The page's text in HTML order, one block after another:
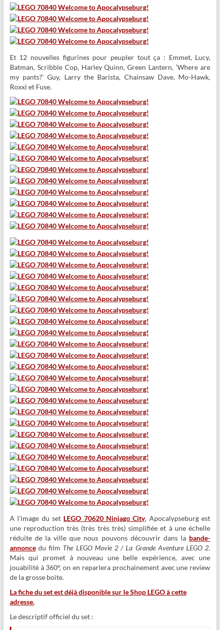
Et 12 nouvelles figurines pour peupler tout ça : Emmet, Lucy,
Batman, Scribble Cop, Harley Quinn, Green Lantern, ’Where are
my pants?’ Guy, Larry the Barista, Chainsaw Dave, Mo-Hawk,
Roxxi et Fuse.
A l’image du set LEGO 70620 Ninjago City, Apocalypseburg est
une reproduction très (très très très) simplifiée et à une échelle
réduite de la ville que nous pouvons découvrir dans la bande-
annoncedu film The LEGO Movie 2 / La Grande Aventure LEGO 2.
Mais qui promet à nouveau une belle expérience, avec une
jouabilité à 360°, on en reparlera prochainement avec une review
de la grosse boite.
La fiche du set est déjà disponible sur le Shop LEGO à cette
adresse.
Le descriptif officiel du set :